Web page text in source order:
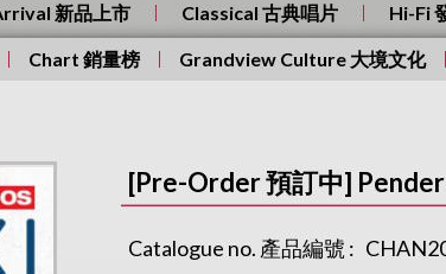
新品上市 Classical 古典唱片 Hi-Fi
Chart 銷量榜 Grandview Culture 大境文化
[Pre-Order 預訂中]
Catalogue no. 產品編號 :